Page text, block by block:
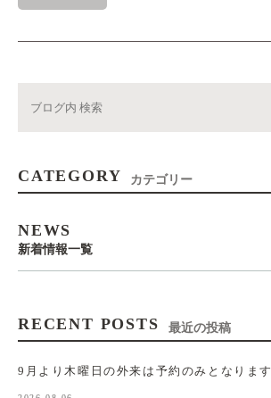
CATEGORY カテゴリー
NEWS
新着情報一覧
RECENT POSTS 最近の投稿
9月より木曜日の外来は予約のみとなります